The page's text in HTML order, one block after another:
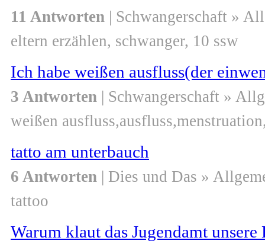
11 Antworten | Schwangerschaft »
eltern erzählen, schwanger, 10 ssw
Ich habe weißen ausfluss(der
3 Antworten | Schwangerschaft »
weißen
tatto am unterbauch
6 Antworten | Dies und Das »
tattoo
Warum klaut das Jugendamt